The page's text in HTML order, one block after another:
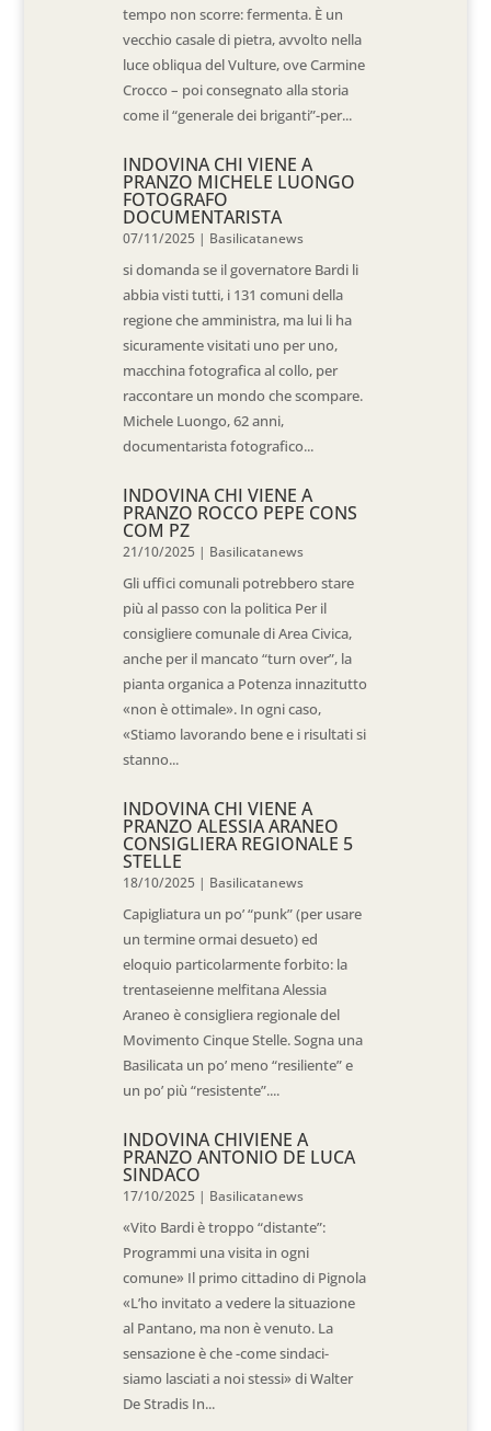
tempo non scorre: fermenta. È un
vecchio casale di pietra, avvolto nella
luce obliqua del Vulture, ove Carmine
Crocco – poi consegnato alla storia
come il “generale dei briganti”-per...
INDOVINA CHI VIENE A
PRANZO MICHELE LUONGO
FOTOGRAFO
DOCUMENTARISTA
07/11/2025 | Basilicatanews
si domanda se il governatore Bardi li
abbia visti tutti, i 131 comuni della
regione che amministra, ma lui li ha
sicuramente visitati uno per uno,
macchina fotografica al collo, per
raccontare un mondo che scompare.
Michele Luongo, 62 anni,
documentarista fotografico...
INDOVINA CHI VIENE A
PRANZO ROCCO PEPE CONS
COM PZ
21/10/2025 | Basilicatanews
Gli uffici comunali potrebbero stare
più al passo con la politica Per il
consigliere comunale di Area Civica,
anche per il mancato “turn over”, la
pianta organica a Potenza innazitutto
«non è ottimale». In ogni caso,
«Stiamo lavorando bene e i risultati si
stanno...
INDOVINA CHI VIENE A
PRANZO ALESSIA ARANEO
CONSIGLIERA REGIONALE 5
STELLE
18/10/2025 | Basilicatanews
Capigliatura un po’ “punk” (per usare
un termine ormai desueto) ed
eloquio particolarmente forbito: la
trentaseienne melfitana Alessia
Araneo è consigliera regionale del
Movimento Cinque Stelle. Sogna una
Basilicata un po’ meno “resiliente” e
un po’ più “resistente”....
INDOVINA CHIVIENE A
PRANZO ANTONIO DE LUCA
SINDACO
17/10/2025 | Basilicatanews
«Vito Bardi è troppo “distante”:
Programmi una visita in ogni
comune» Il primo cittadino di Pignola
«L’ho invitato a vedere la situazione
al Pantano, ma non è venuto. La
sensazione è che -come sindaci-
siamo lasciati a noi stessi» di Walter
De Stradis In...